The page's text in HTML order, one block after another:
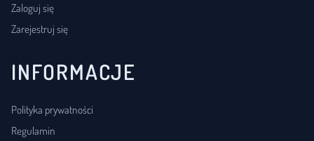
Zaloguj się
Zarejestruj się
INFORMACJE
Polityka prywatności
Regulamin